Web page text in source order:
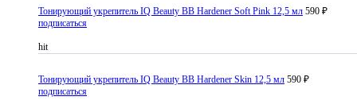
Тонирующий укрепитель IQ Beauty BB Hardener Soft Pink 12,5 мл 590 ₽
подписаться
hit
Тонирующий укрепитель IQ Beauty BB Hardener Skin 12,5 мл 590 ₽
подписаться